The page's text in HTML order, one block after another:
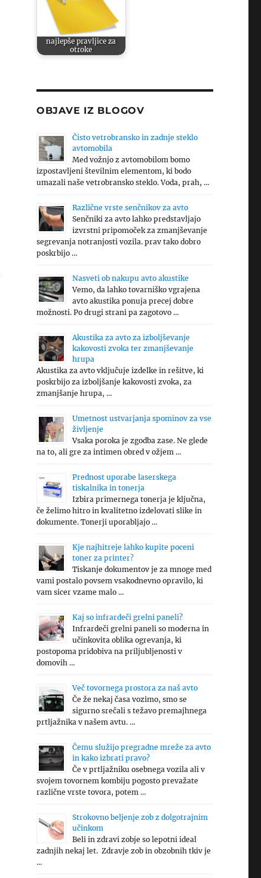
najlepše pravljice za
otroke
OBJAVE IZ BLOGOV
Čisto vetrobransko in zadnje steklo
avtomobila
Med vožnjo z avtomobilom bomo
izpostavljeni številnim elementom, ki bodo
umazali naše vetrobransko steklo. Voda, prah, …
Različne vrste senčnikov za avto
Senčniki za avto lahko predstavljajo
izvrstni pripomoček za zmanjševanje
segrevanja notranjosti vozila. prav tako dobro
poskrbijo …
Nasveti ob nakupu avto akustike
Vemo, da lahko tovarniško vgrajena
avto akustika ponuja precej dobre
možnosti. Po drugi strani pa zagotovo …
Akustika za avto za izboljševanje
kakovosti zvoka ter zmanjševanje
hrupa
Akustika za avto vključuje izdelke in rešitve, ki
poskrbijo za izboljšanje kakovosti zvoka, za
zmanjšanje hrupa, …
Umetnost ustvarjanja spominov za vse
življenje
Vsaka poroka je zgodba zase. Ne glede
na to, ali gre za intimen obred v ožjem …
Prednost uporabe laserskega
tiskalnika in tonerja
Izbira primernega tonerja je ključna,
če želimo hitro in kvalitetno izdelovati slike in
dokumente. Tonerji uporabljajo …
Kje najhitreje lahko kupite poceni
toner za printer?
Tiskanje dokumentov je za mnoge med
vami postalo povsem vsakodnevno opravilo, ki
vam sicer vzame malo …
Kaj so infrardeči grelni paneli?
Infrardeči grelni paneli so moderna in
učinkovita oblika ogrevanja, ki
postopoma pridobiva na priljubljenosti v
domovih …
Več tovornega prostora za naš avto
Če že nekaj časa vozimo, smo se
sigurno srečali s težavo premajhnega
prtljažnika v našem avtu. …
Čemu služijo pregradne mreže za avto
in kako izbrati pravo?
Če v prtljažniku osebnega vozila ali v
svojem tovornem kombiju pogosto prevažate
različne vrste tovora, potem …
Strokovno beljenje zob z dolgotrajnim
učinkom
Beli in zdravi zobje so lepotni ideal
zadnjih nekaj let. Zdravje zob in obzobnih tkiv je
…